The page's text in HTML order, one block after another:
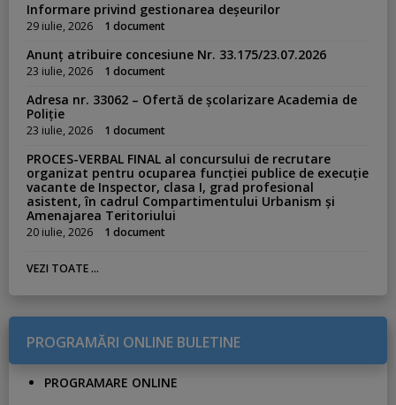
Informare privind gestionarea deșeurilor
29 iulie, 2026 1 document
Anunț atribuire concesiune Nr. 33.175/23.07.2026
23 iulie, 2026 1 document
Adresa nr. 33062 – Ofertă de școlarizare Academia de
Poliție
23 iulie, 2026 1 document
PROCES-VERBAL FINAL al concursului de recrutare
organizat pentru ocuparea funcției publice de execuție
vacante de Inspector, clasa I, grad profesional
asistent, în cadrul Compartimentului Urbanism și
Amenajarea Teritoriului
20 iulie, 2026 1 document
VEZI TOATE ...
PROGRAMĂRI ONLINE BULETINE
PROGRAMARE ONLINE